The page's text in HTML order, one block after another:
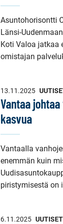
Asuntohorisontti
Länsi-
Koti Valoa jatkaa
omistajan
13.11.2025
Vantaa
kasvua
Vantaalla
enemmän kuin
piristymisestä on
6.11.2025 UUTISET